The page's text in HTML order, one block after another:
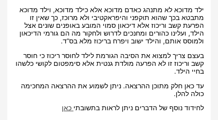
ילד מדוכא לא מתנהג כאדם מדוכא אלא כילד מדוכא, וילד מדוכא
מתבטא בכך שהוא תוקפני והיפראקטיבי ולא מרוכז, כך שאין זו
הפרעת קשב וריכוז אלא דיכאון סמוי המובע באופנים שונים אצל
הילד, ועלינו כהורים ומחנכים לדרוש ולחקור מה הם גורמי הדיכאון
ולמוסס אותם, והילד ישוב ויפרח בריכוז מלא בס”ד.
בעצם צריך למצוא את הסיבה הגורמת לילד לחוסר ריכוז כי חוסר
קשב וריכוז זו לא הפרעה מולדת גנטית אלא סימפטום לקושי כלשהו
בחיי הילד.
עד כאן חלק מתוכן ההרצאה. ניתן לשמוע את ההרצאה המחכימה
כולה להלן.
לחידוד נוסף של הדברים ניתן לראות בתשובתי כאן